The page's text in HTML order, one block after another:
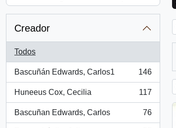
Creador
Todos
Bascuñán Edwards, Carlos1
, 146 resultados
146
Huneeus Cox, Cecilia
, 117 resultados
117
Bascuñan Edwards, Carlos
, 76 resultados
76